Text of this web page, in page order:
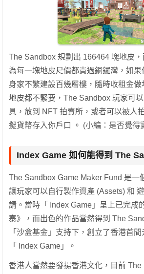
The Sandbox 規劃出 166464 塊地皮
為每一塊地皮尺價都貴過銅鑼灣，如
身家不繁建設百幾層樓，隨時收租金
地皮都不緊要，The Sandbox 玩家可
具，放到 NFT 拍賣所，或者可以被人
擬貨幣存入你戶口 。 (小編：是否覺得
Index Game 如何能得到 The
The Sandbox Game Maker Fund 是一
讓玩家可以自行製作資產 (Assets) 和
請。當時「 Index Game」呈上已完成
寨》，而出色的作品當然得到 The
「沙盒基金」支持下，創立了香港首
「 Index Game」。
香港人當然要發揚香港文化，目前